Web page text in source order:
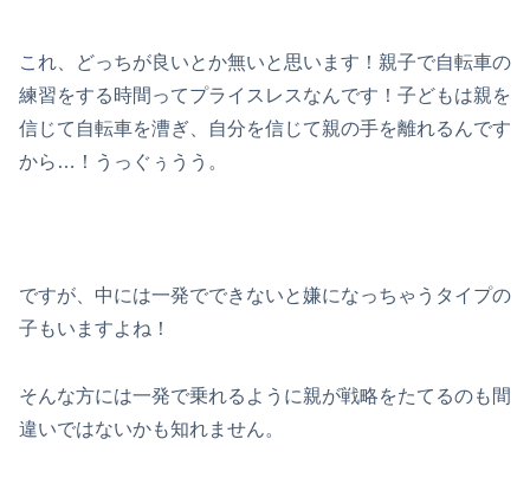
これ、どっちが良いとか無いと思います！親子で自転車の
練習をする時間ってプライスレスなんです！子どもは親を
信じて自転車を漕ぎ、自分を信じて親の手を離れるんです
から…！うっぐぅうう。
ですが、中には一発でできないと嫌になっちゃうタイプの
子もいますよね！
そんな方には一発で乗れるように親が戦略をたてるのも間
違いではないかも知れません。